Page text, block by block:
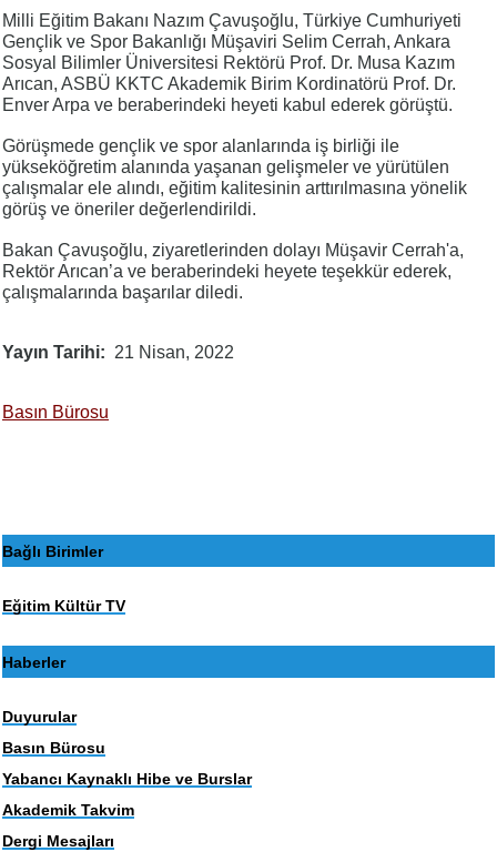
Milli Eğitim Bakanı Nazım Çavuşoğlu, Türkiye Cumhuriyeti
Gençlik ve Spor Bakanlığı Müşaviri Selim Cerrah, Ankara
Sosyal Bilimler Üniversitesi Rektörü Prof. Dr. Musa Kazım
Arıcan, ASBÜ KKTC Akademik Birim Kordinatörü Prof. Dr.
Enver Arpa ve beraberindeki heyeti kabul ederek görüştü.
Görüşmede gençlik ve spor alanlarında iş birliği ile
yükseköğretim alanında yaşanan gelişmeler ve yürütülen
çalışmalar ele alındı, eğitim kalitesinin arttırılmasına yönelik
görüş ve öneriler değerlendirildi.
Bakan Çavuşoğlu, ziyaretlerinden dolayı Müşavir Cerrah'a,
Rektör Arıcan’a ve beraberindeki heyete teşekkür ederek,
çalışmalarında başarılar diledi.
Yayın Tarihi 21 Nisan, 2022
Basın Bürosu
Bağlı Birimler
Eğitim Kültür TV
Haberler
Duyurular
Basın Bürosu
Yabancı Kaynaklı Hibe ve Burslar
Akademik Takvim
Dergi Mesajları